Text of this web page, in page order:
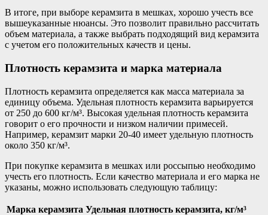
В итоге, при выборе керамзита в мешках, хорошо учесть все
вышеуказанные нюансы. Это позволит правильно рассчитать
объем материала, а также выбрать подходящий вид керамзита
с учетом его положительных качеств и цены.
Плотность керамзита и марка материала
Плотность керамзита определяется как масса материала за
единицу объема. Удельная плотность керамзита варьируется
от 250 до 600 кг/м³. Высокая удельная плотность керамзита
говорит о его прочности и низком наличии примесей.
Например, керамзит марки 20-40 имеет удельную плотность
около 350 кг/м³.
При покупке керамзита в мешках или россыпью необходимо
учесть его плотность. Если качество материала и его марка не
указаны, можно использовать следующую таблицу:
Марка керамзита Удельная плотность керамзита, кг/м³